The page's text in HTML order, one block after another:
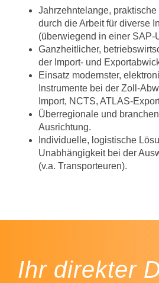
Jahrzehntelange, praktische
durch die Arbeit für diverse
(überwiegend in einer SAP-
Ganzheitlicher,
der Import- und
Einsatz modernster,
Instrumente bei der Zoll-
Import, NCTS, ATLAS-
Überregionale und
Ausrichtung.
Individuelle, logistische
Unabhängigkeit bei der
(v.a. Transporteuren).
Ihr direkter